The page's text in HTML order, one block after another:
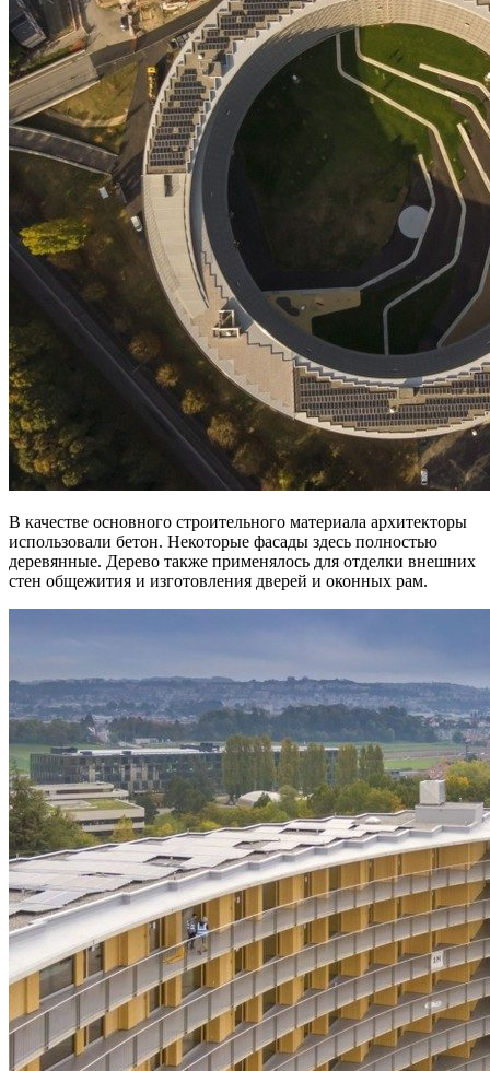
В качестве основного строительного материала архитекторы
использовали бетон. Некоторые фасады здесь полностью
деревянные. Дерево также применялось для отделки внешних
стен общежития и изготовления дверей и оконных рам.